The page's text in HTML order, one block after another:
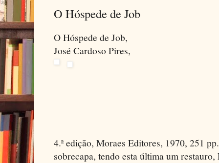
O Hóspede de Job
O Hóspede de Job,
José Cardoso Pires,
4.ª edição, Moraes Editores, 1970, 251
sobrecapa, tendo esta última um